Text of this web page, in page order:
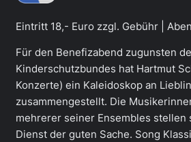
Eintritt 18,- Euro zzgl. Gebühr |
Für den Benefizabend zugunsten
Kinderschutzbundes hat Hartmut
Konzerte) ein Kaleidoskop an
zusammengestellt. Die
mehrerer seiner Ensembles stellen
Dienst der guten Sache. Song